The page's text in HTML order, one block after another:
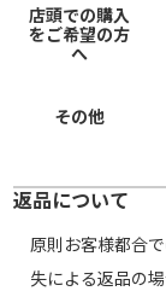
店頭での購入
をご希望の方
へ
その他
返品について
原則お客様都合
失による返品の